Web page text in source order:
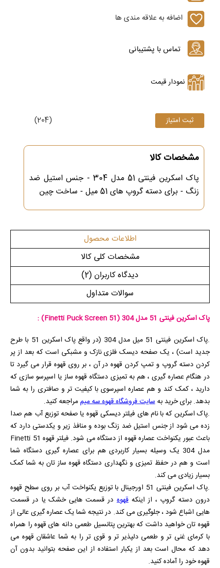
اضافه به علاقه مندی ها
نمودار قیمت
(204)
مشخصات کالا
پاک اسکرین فینتی 51 مدل 304 - جنس استیل ضد
زنگ - برای دسته گروپ های 51 میل - ساخت چین
اطلاعات محصول
مشخصات کلی کالا
دیدگاه کاربران(2)
سوالات متداول
پاک اسکرین فینتی 51 مدل 304 (Finetti Puck Screen 51)
:
.پاک اسکرین فینتی 51 میل مدل 304 (در واقع پاک اسکرین 51 با طرح
جدید است) ، یک صفحه دیسک فلزی نازک و مشبکی است که بعد از پر
کردن دسته گروپ و تمپ کردن قهوه در آن ، بر روی قهوه قرار می گیرد تا
در هنگام عصاره گیری ، هم به تمیزی دستگاه قهوه ساز یا اسپرسو سازی که
دارید ، کمک کند و هم عصاره اسپرسوی با کیفیت تر و صافتری را به شما
بدهد. برای خرید بهسایت فروشگاه قهوه سه میممراجعه کنید.
.پاک اسکرین که با نام های فیلتر دیسکی قهوه یا صفحه توزیع آب هم صدا
زده می شود از جنس استیل ضد زنگ بوده و منافذ زیر و یکدستی دارد که
باعث عبور یکنواخت عصاره قهوه از دستگاه می شود. فیلتر قهوه Finetti 51
مدل 304 یک وسیله بسیار کاربردی هم برای عصاره گیری دستگاه شما
است و هم در حفظ تمیزی و نگهداری دستگاه قهوه ساز تان به شما کمک
بسیار زیادی می کند.
.پاک اسکرین فینتی 51 اورجینال با توزیع یکنواخت آب بر روی سطح قهوه
درون دسته گروپ ، از اینکهقهوهدر قسمت هایی خشک یا در قسمت
هایی اشباع شود ، جلوگیری می کند. در نتیجه شما یک عصاره گیری عالی از
قهوه تان خواهید داشت که بهترین پتانسیل طعمی دانه های قهوه را همراه
با کرمای غنی تر و طعمی دلپذیر تر و قوی تر را به شما عاشقان قهوه می
دهد که محال است بعد از یکبار استفاده از این صفحه بتوانید بدون آن
قهوه خود را آماده کنید.